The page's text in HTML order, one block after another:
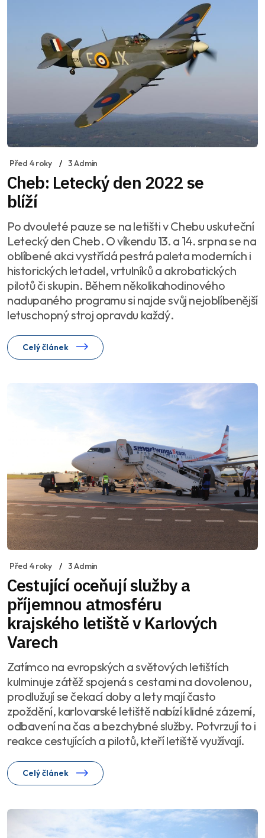
Před 4 roky 3 Admin
Cheb: Letecký den 2022 se
blíží
Po dvouleté pauze se na letišti v Chebu uskuteční
Letecký den Cheb. O víkendu 13. a 14. srpna se na
oblíbené akci vystřídá pestrá paleta moderních i
historických letadel, vrtulníků a akrobatických
pilotů či skupin. Během několikahodinového
nadupaného programu si najde svůj nejoblíbenější
letuschopný stroj opravdu každý.
Celý článek
Před 4 roky 3 Admin
Cestující oceňují služby a
příjemnou atmosféru
krajského letiště v Karlových
Varech
Zatímco na evropských a světových letištích
kulminuje zátěž spojená s cestami na dovolenou,
prodlužují se čekací doby a lety mají často
zpoždění, karlovarské letiště nabízí klidné zázemí,
odbavení na čas a bezchybné služby. Potvrzují to i
reakce cestujících a pilotů, kteří letiště využívají.
Celý článek